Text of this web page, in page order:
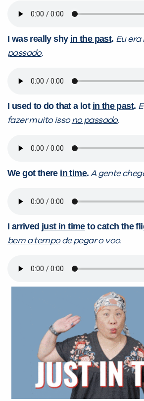
I was really shy in the past. Eu
passado.
I used to do that a lot in the past.
fazer muito issono passado.
We got there in time. A gente
I arrived just in timeto catch the
bem a tempode pegar o voo.